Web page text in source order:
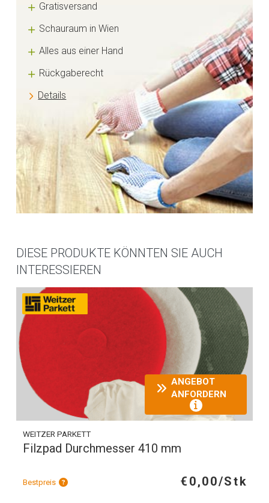
Gratisversand
Schauraum in Wien
Alles aus einer Hand
Rückgaberecht
Details
DIESE PRODUKTE KÖNNTEN SIE AUCH
INTERESSIEREN
ANGEBOT
ANFORDERN
WEITZER PARKETT
Filzpad Durchmesser 410 mm
Bestpreis €0,00/Stk